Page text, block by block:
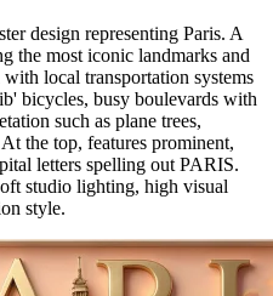
design representing Paris. A
the most iconic landmarks and
local transportation systems
bicycles, busy boulevards with
such as plane trees,
the top, features prominent,
letters spelling out PARIS.
studio lighting, high visual
style.